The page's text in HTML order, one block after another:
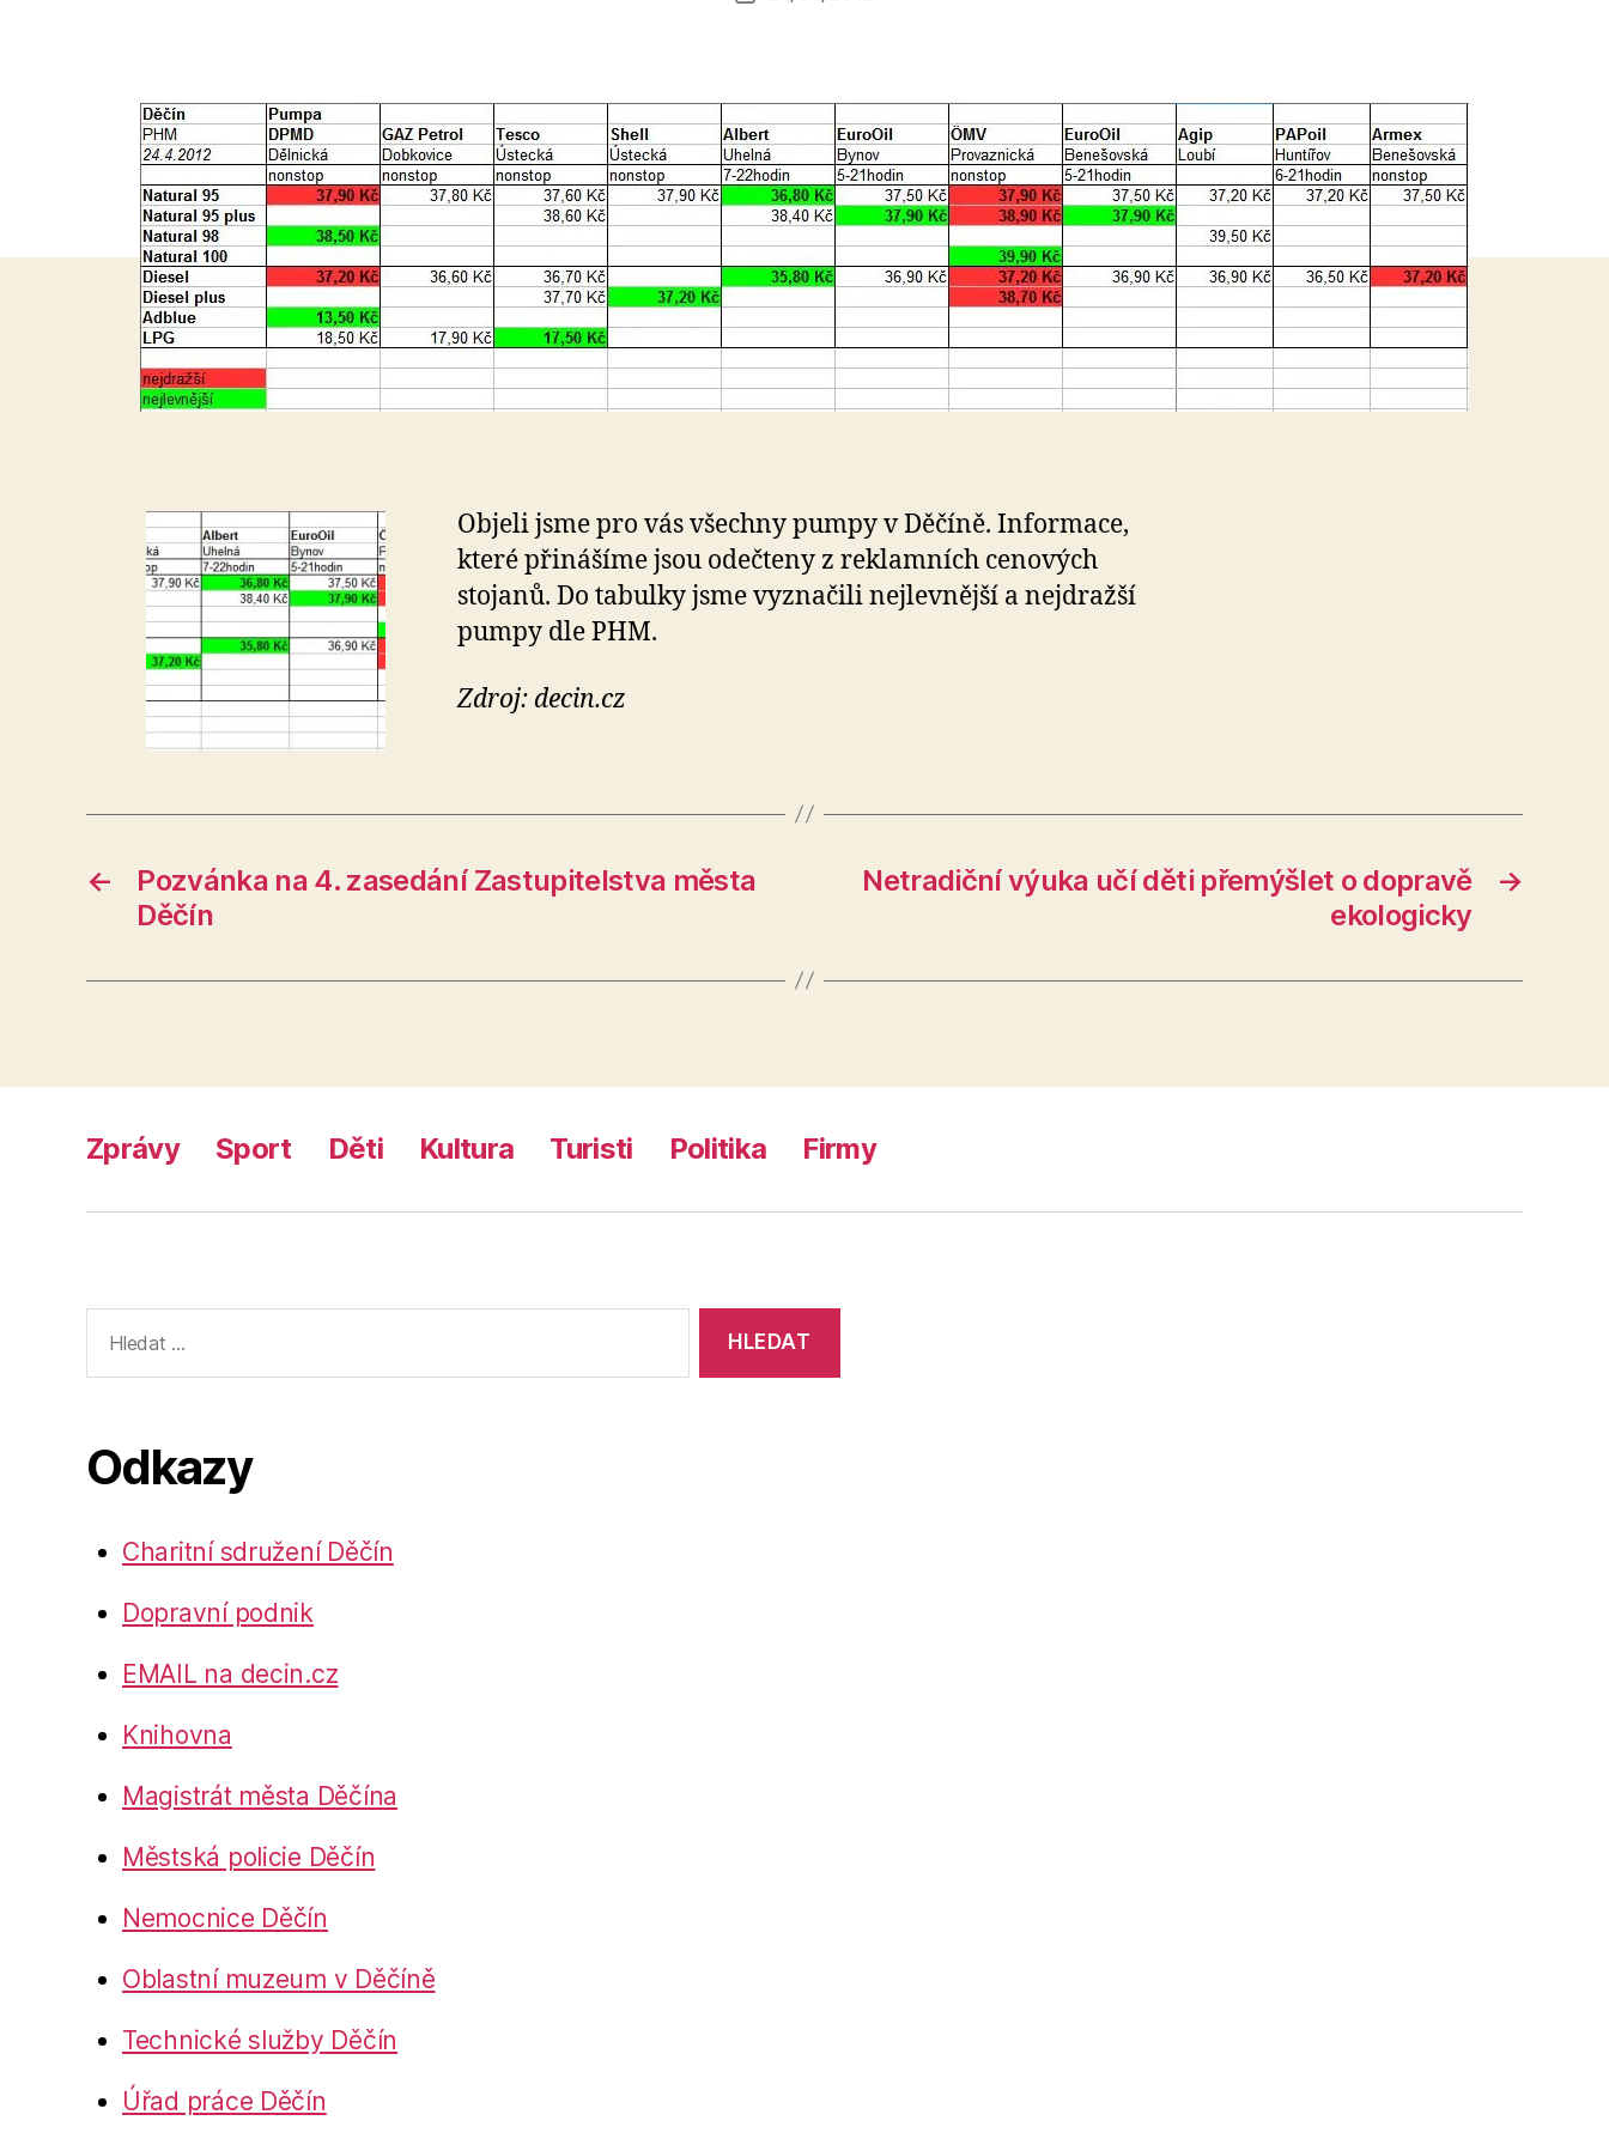
d
o
r
Objeli jsme pro vás všechny pumpy v Děčíně. Informace,
které přinášíme jsou odečteny z reklamních cenových
stojanů. Do tabulky jsme vyznačili nejlevnější a nejdražší
pumpy dle PHM.
Zdroj: decin.cz
←
Pozvánka na 4. zasedání Zastupitelstva města
Děčín
→
Netradiční výuka učí děti přemýšlet o dopravě
ekologicky
Zprávy Sport Děti Kultura Turisti Politika Firmy
vyhledávání:
Odkazy
Charitní sdružení Děčín
Dopravní podnik
EMAIL na decin.cz
Knihovna
Magistrát města Děčína
Městská policie Děčín
Nemocnice Děčín
Oblastní muzeum v Děčíně
Technické služby Děčín
Úřad práce Děčín